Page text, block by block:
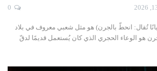
تُقال: انحطّ بالجرن) هو مثل شعبي معروف في بلاد
هو الوعاء الحجري الذي كان يُستعمل قديمًا لدقّ